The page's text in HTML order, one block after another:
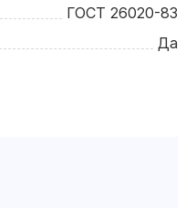
ГОСТ 26020-83
Да